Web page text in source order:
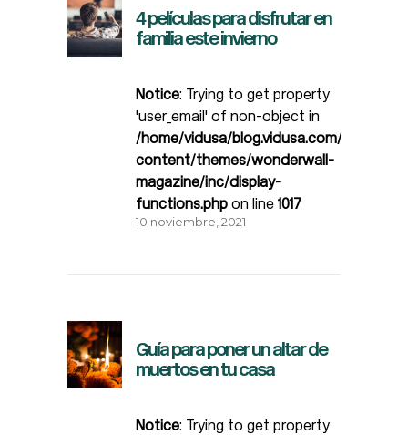
4 películas para disfrutar en
familia este invierno
Notice: Trying to get property
'user_email' of non-object in
/home/vidusa/blog.vidusa.com/wp-
content/themes/wonderwall-
magazine/inc/display-
functions.php on line 1017
10 noviembre, 2021
Guía para poner un altar de
muertos en tu casa
Notice: Trying to get property